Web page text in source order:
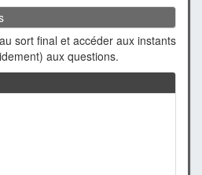
sort final et accéder aux instants
aux questions.